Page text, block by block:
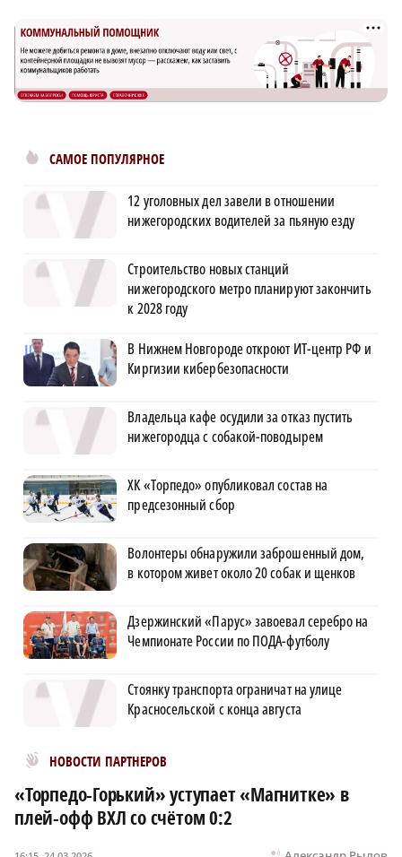
САМОЕ ПОПУЛЯРНОЕ
12 уголовных дел завели в отношении
нижегородских водителей за пьяную езду
Строительство новых станций
нижегородского метро планируют закончить
к 2028 году
В Нижнем Новгороде откроют ИТ-центр РФ и
Киргизии кибербезопасности
Владельца кафе осудили за отказ пустить
нижегородца с собакой-поводырем
ХК «Торпедо» опубликовал состав на
предсезонный сбор
Волонтеры обнаружили заброшенный дом,
в котором живет около 20 собак и щенков
Дзержинский «Парус» завоевал серебро на
Чемпионате России по ПОДА-футболу
Стоянку транспорта ограничат на улице
Красносельской с конца августа
НОВОСТИ ПАРТНЕРОВ
Новости МирТесен
«Торпедо-Горький» уступает «Магнитке» в
плей-офф ВХЛ со счётом 0:2